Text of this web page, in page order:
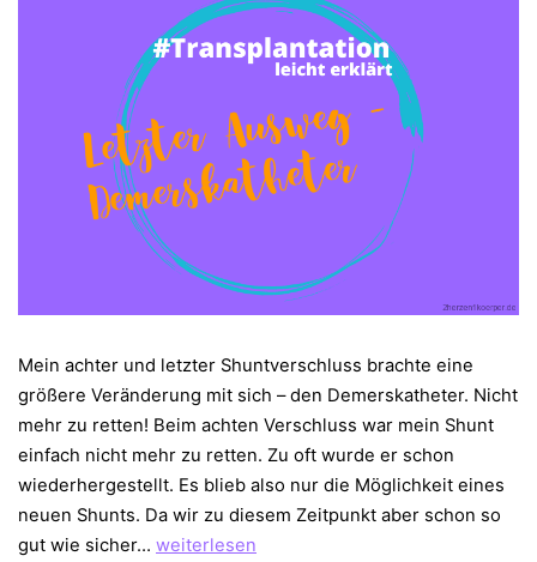
Mein achter und letzter Shuntverschluss brachte eine
größere Veränderung mit sich – den Demerskatheter. Nicht
mehr zu retten! Beim achten Verschluss war mein Shunt
einfach nicht mehr zu retten. Zu oft wurde er schon
wiederhergestellt. Es blieb also nur die Möglichkeit eines
neuen Shunts. Da wir zu diesem Zeitpunkt aber schon so
gut wie sicher… Letzter
weiterlesen